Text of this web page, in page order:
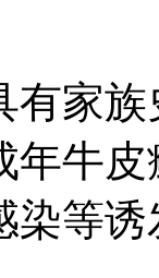
家族
年牛
染等